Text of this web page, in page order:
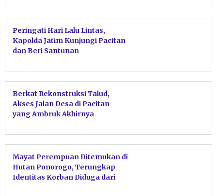
Peringati Hari Lalu Lintas,
Kapolda Jatim Kunjungi Pacitan
dan Beri Santunan
Berkat Rekonstruksi Talud,
Akses Jalan Desa di Pacitan
yang Ambruk Akhirnya
Mayat Perempuan Ditemukan di
Hutan Ponorogo, Terungkap
Identitas Korban Diduga dari